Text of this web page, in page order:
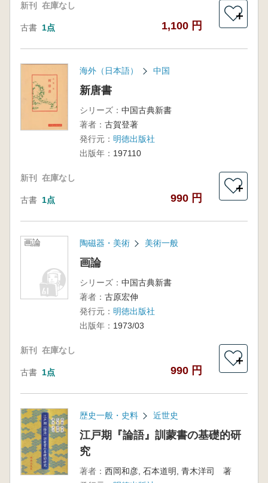
新刊 在庫なし
古書 1点 1,100 円
＋
海外（日本語） 中国
新唐書
シリーズ： 中国古典新書
著者： 古賀登著
発行元： 明徳出版社
出版年： 197110
新刊 在庫なし
古書 1点 990 円
＋
画論 陶磁器・美術 美術一般
画論
シリーズ： 中国古典新書
著者： 古原宏伸
発行元： 明徳出版社
出版年： 1973/03
新刊 在庫なし
古書 1点 990 円
＋
歴史一般・史料 近世史
江戸期『論語』訓蒙書の基礎的研
究
著者： 西岡和彦, 石本道明, 青木洋司 著